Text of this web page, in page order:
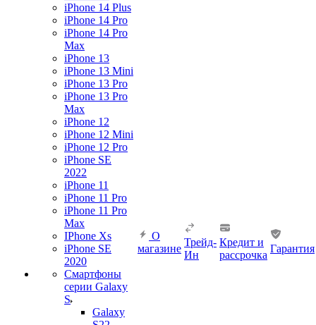
iPhone 14 Plus
iPhone 14 Pro
iPhone 14 Pro
Max
iPhone 13
iPhone 13 Mini
iPhone 13 Pro
iPhone 13 Pro
Max
iPhone 12
iPhone 12 Mini
iPhone 12 Pro
iPhone SE
2022
iPhone 11
iPhone 11 Pro
iPhone 11 Pro
Max
IPhone Xs
iPhone SE
2020
Смартфоны
серии Galaxy
S
Galaxy
О
магазине
Трейд-
Ин
Кредит и
рассрочка
Гарантия